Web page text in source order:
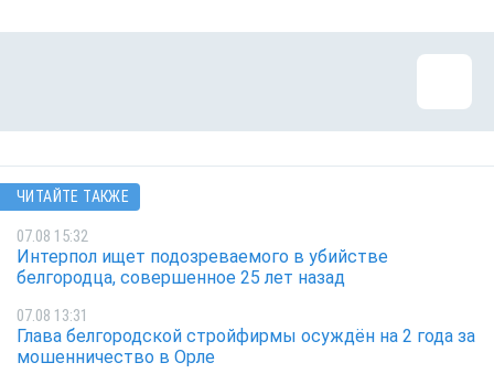
ЧИТАЙТЕ ТАКЖЕ
07.08 15:32
Интерпол ищет подозреваемого в убийстве
белгородца, совершенное 25 лет назад
07.08 13:31
Глава белгородской стройфирмы осуждён на 2 года за
мошенничество в Орле